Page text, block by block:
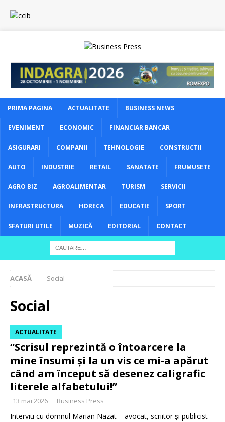
PRIMA PAGINA ACTUALITATE BUSINESS NEWS
EVENIMENT ECONOMIC FINANCIAR BANCAR
ASIGURARI COMPANII TEHNOLOGIE CONSTRUCTII
AUTO INDUSTRIE RETAIL SANATATE FRUMUSETE
AGRO BIZ AGROALIMENTAR TURISM SERVICII
INFRASTRUCTURA HORECA EDUCATIE SPORT
SFATURI UTILE MUZICĂ EDITORIAL CONTACT
ACASĂ Social
Social
ACTUALITATE
“Scrisul reprezintă o întoarcere la
mine însumi și la un vis ce mi-a apărut
când am început să desenez caligrafic
literele alfabetului!”
13 mai 2026 Business Press
Interviu cu domnul Marian Nazat – avocat, scriitor și publicist –